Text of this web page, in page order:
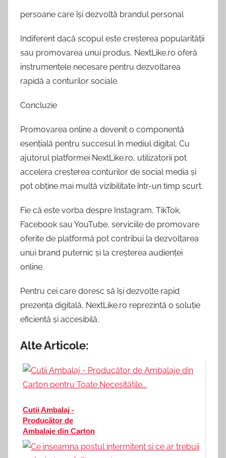
persoane care își dezvoltă brandul personal
Indiferent dacă scopul este creșterea popularității
sau promovarea unui produs, NextLike.ro oferă
instrumentele necesare pentru dezvoltarea
rapidă a conturilor sociale.
Concluzie
Promovarea online a devenit o componentă
esențială pentru succesul în mediul digital. Cu
ajutorul platformei NextLike.ro, utilizatorii pot
accelera creșterea conturilor de social media și
pot obține mai multă vizibilitate într-un timp scurt.
Fie că este vorba despre Instagram, TikTok,
Facebook sau YouTube, serviciile de promovare
oferite de platformă pot contribui la dezvoltarea
unui brand puternic și la creșterea audienței
online.
Pentru cei care doresc să își dezvolte rapid
prezența digitală, NextLike.ro reprezintă o soluție
eficientă și accesibilă.
Alte Articole:
Cutii Ambalaj -
Producător de
Ambalaje din Carton
pentru Toate
Necesitățile...